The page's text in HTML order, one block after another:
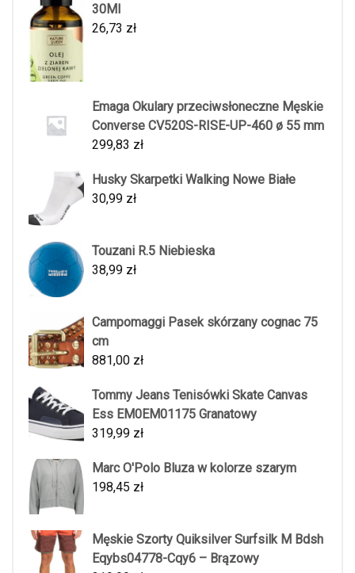
30Ml
26,73 zł
Emaga Okulary przeciwsłoneczne Męskie
Converse CV520S-RISE-UP-460 ø 55 mm
299,83 zł
Husky Skarpetki Walking Nowe Białe
30,99 zł
Touzani R.5 Niebieska
38,99 zł
Campomaggi Pasek skórzany cognac 75
cm
881,00 zł
Tommy Jeans Tenisówki Skate Canvas
Ess EM0EM01175 Granatowy
319,99 zł
Marc O'Polo Bluza w kolorze szarym
198,45 zł
Męskie Szorty Quiksilver Surfsilk M Bdsh
Eqybs04778-Cqy6 – Brązowy